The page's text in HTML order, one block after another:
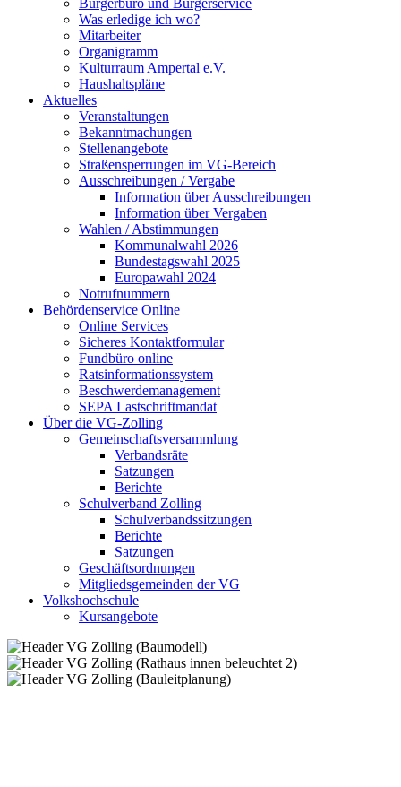
Bürgerbüro und Bürgerservice
Was erledige ich wo?
Mitarbeiter
Organigramm
Kulturraum Ampertal e.V.
Haushaltspläne
Aktuelles
Veranstaltungen
Bekanntmachungen
Stellenangebote
Straßensperrungen im VG-Bereich
Ausschreibungen / Vergabe
Information über Ausschreibungen
Information über Vergaben
Wahlen / Abstimmungen
Kommunalwahl 2026
Bundestagswahl 2025
Europawahl 2024
Notrufnummern
Behördenservice Online
Online Services
Sicheres Kontaktformular
Fundbüro online
Ratsinformationssystem
Beschwerdemanagement
SEPA Lastschriftmandat
Über die VG-Zolling
Gemeinschaftsversammlung
Verbandsräte
Satzungen
Berichte
Schulverband Zolling
Schulverbandssitzungen
Berichte
Satzungen
Geschäftsordnungen
Mitgliedsgemeinden der VG
Volkshochschule
Kursangebote